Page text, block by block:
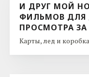
И ДРУГ МОЙ
ФИЛЬМОВ
ПРОСМОТРА ЗА
Карты, лед и